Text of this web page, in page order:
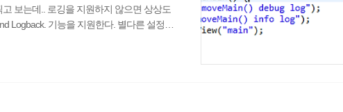
보는데.. 로깅을 지원하지 않으면 상상도
Logback. 기능을 지원한다. 별다른 설정을
까지 할 필요는 없기에 만능 application.pr